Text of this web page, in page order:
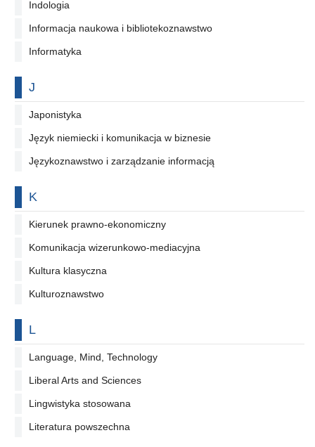
Indologia
Informacja naukowa i bibliotekoznawstwo
Informatyka
Na literę
J
Japonistyka
Język niemiecki i komunikacja w biznesie
Językoznawstwo i zarządzanie informacją
Na literę
K
Kierunek prawno-ekonomiczny
Komunikacja wizerunkowo-mediacyjna
Kultura klasyczna
Kulturoznawstwo
Na literę
L
Language, Mind, Technology
Liberal Arts and Sciences
Lingwistyka stosowana
Literatura powszechna